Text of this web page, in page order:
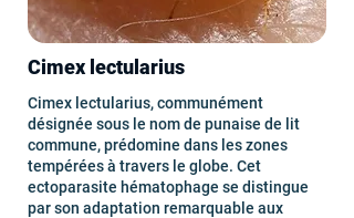
Cimex lectularius
Cimex lectularius, communément
désignée sous le nom de punaise de lit
commune, prédomine dans les zones
tempérées à travers le globe. Cet
ectoparasite hématophage se distingue
par son adaptation remarquable aux